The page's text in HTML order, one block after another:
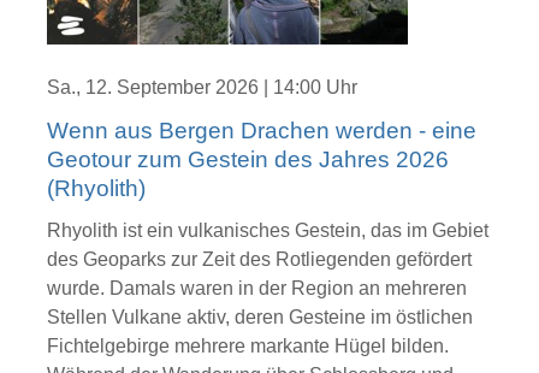
Sa., 12. September 2026 | 14:00 Uhr
Wenn aus Bergen Drachen werden - eine
Geotour zum Gestein des Jahres 2026
(Rhyolith)
Rhyolith ist ein vulkanisches Gestein, das im Gebiet
des Geoparks zur Zeit des Rotliegenden gefördert
wurde. Damals waren in der Region an mehreren
Stellen Vulkane aktiv, deren Gesteine im östlichen
Fichtelgebirge mehrere markante Hügel bilden.